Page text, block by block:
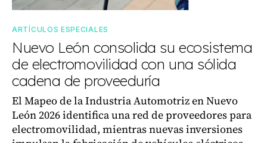
ARTÍCULOS ESPECIALES
Nuevo León consolida su ecosistema
de electromovilidad con una sólida
cadena de proveeduría
El Mapeo de la Industria Automotriz en Nuevo
León 2026 identifica una red de proveedores para
electromovilidad, mientras nuevas inversiones